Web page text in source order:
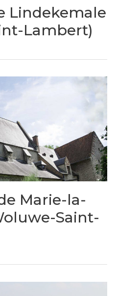
Lindekemale
Lambert)
Marie-la-
Saint-